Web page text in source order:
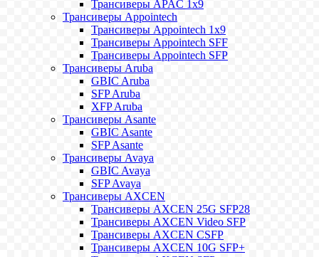
Трансиверы APAC 1x9
Трансиверы Appointech
Трансиверы Appointech 1x9
Трансиверы Appointech SFF
Трансиверы Appointech SFP
Трансиверы Aruba
GBIC Aruba
SFP Aruba
XFP Aruba
Трансиверы Asante
GBIC Asante
SFP Asante
Трансиверы Avaya
GBIC Avaya
SFP Avaya
Трансиверы AXCEN
Трансиверы AXCEN 25G SFP28
Трансиверы AXCEN Video SFP
Трансиверы AXCEN CSFP
Трансиверы AXCEN 10G SFP+